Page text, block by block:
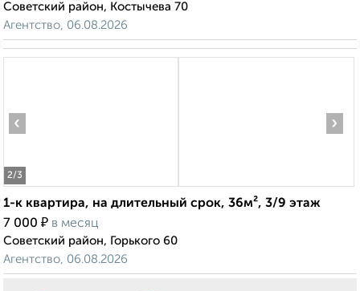
Советский район, Костычева 70
Агентство, 06.08.2026
2/3
‹ ›
1-к квартира, на длительный срок, 36м², 3/9 этаж
7 000 ₽ в месяц
Советский район, Горького 60
Агентство, 06.08.2026